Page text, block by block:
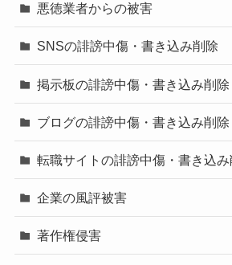
悪徳業者からの被害
SNSの誹謗中傷・書き込み削除
掲示板の誹謗中傷・書き込み削除
ブログの誹謗中傷・書き込み削除
転職サイトの誹謗中傷・書き込み
企業の風評被害
著作権侵害